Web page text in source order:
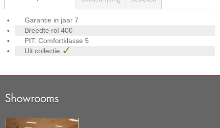
Garantie in jaar 7
Breedte rol 400
PIT: Comfortklasse 5
Uit collectie
Showrooms